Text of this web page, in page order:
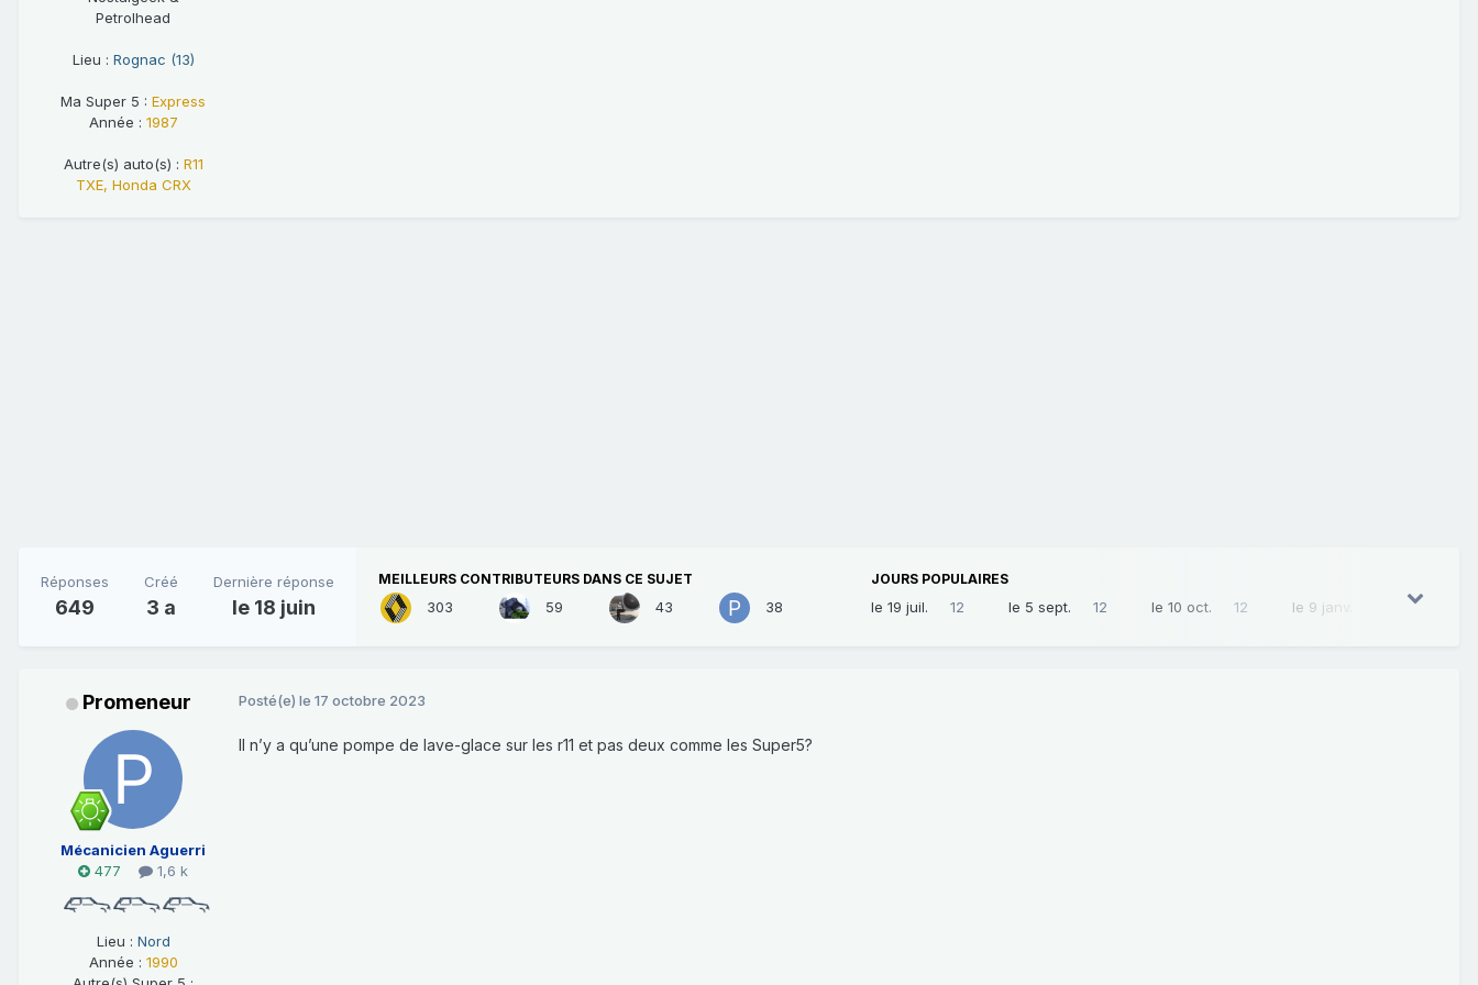
Petrolhead
Lieu : Rognac (13)
Ma Super 5 : Express
Année : 1987
Autre(s) auto(s) : R11
TXE, Honda CRX
Réponses
649
Créé
3 a
Dernière réponse
le 18 juin
MEILLEURS CONTRIBUTEURS DANS CE SUJET
303 59 43 38
JOURS POPULAIRES
le 19 juil. 12 le 5 sept. 12 le 10 oct. 12 le 9 janv.
Promeneur
Mécanicien Aguerri
477
1,6 k
Lieu : Nord
Année : 1990
Posté(e) le 17 octobre 2023
Il n’y a qu’une pompe de lave-glace sur les r11 et pas deux comme les Super5?